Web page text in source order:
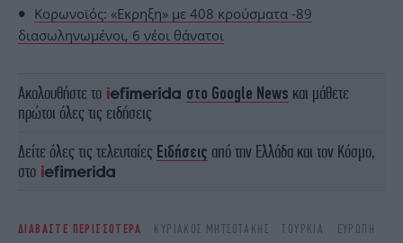
Κορωνοϊός: «Εκρηξη» με 408 κρούσματα -89
διασωληνωμένοι, 6 νέοι θάνατοι
Ακολουθήστε το στο Google News και μάθετε
πρώτοι όλες τις ειδήσεις
Δείτε όλες τις τελευταίες Ειδήσεις από την Ελλάδα και τον Κόσμο,
στο
ΔΙΑΒΑΣΤΕ ΠΕΡΙΣΣΟΤΕΡΑ ΚΥΡΙΆΚΟΣ ΜΗΤΣΟΤΆΚΗΣ ΤΟΥΡΚΊΑ
ΕΥΡΏΠΗ